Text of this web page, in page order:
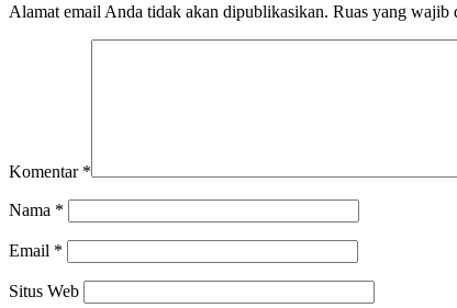
Alamat email Anda tidak akan dipublikasikan. Ruas yang wajib
Komentar *
Nama *
Email *
Situs Web